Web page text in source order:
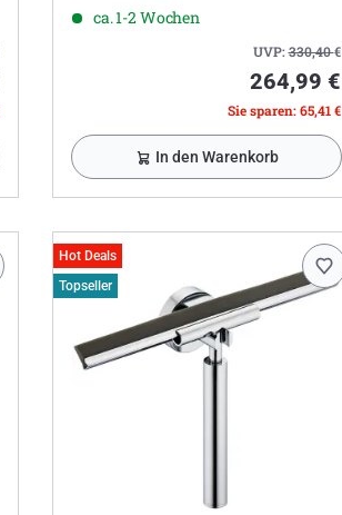
ca. 1-2 Wochen
UVP:330,40€
264,99 €
Sie sparen: 65,41 €
In den Warenkorb
Hot Deals
Topseller